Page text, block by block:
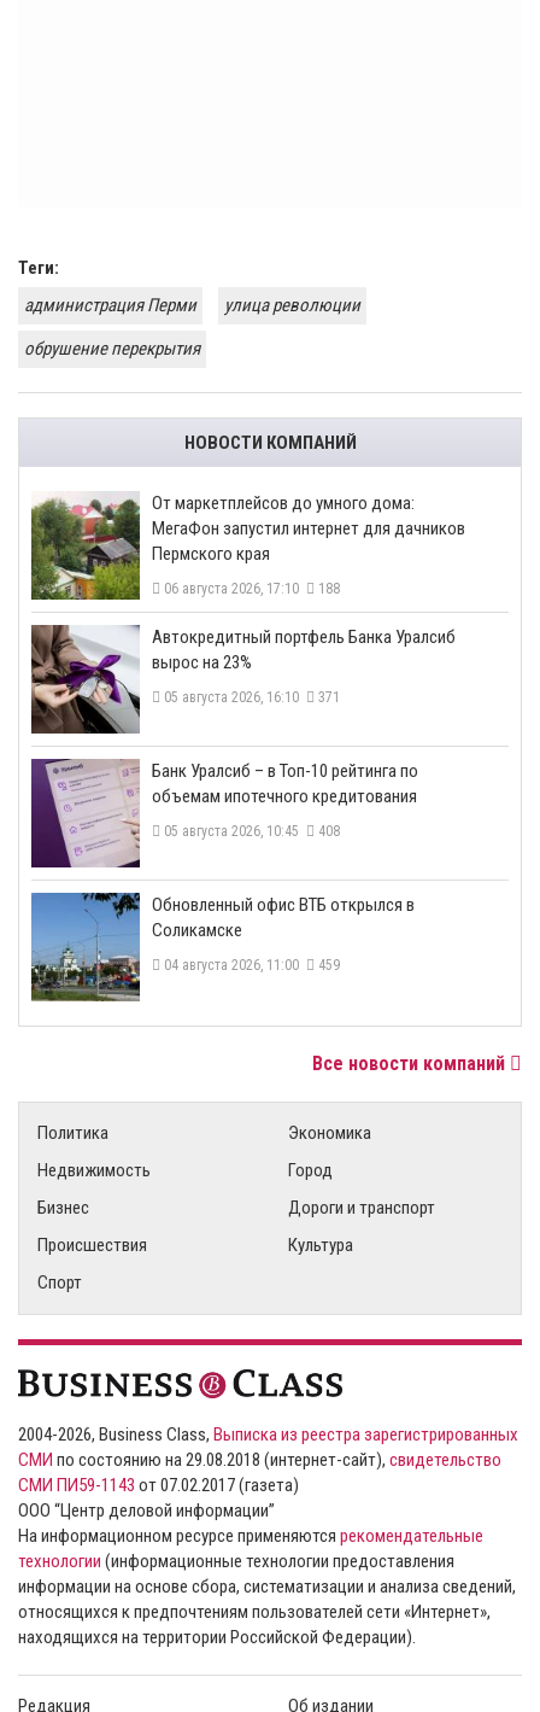
Теги:
администрация Перми
улица революции
обрушение перекрытия
НОВОСТИ КОМПАНИЙ
От маркетплейсов до умного дома:
МегаФон запустил интернет для дачников
Пермского края
06 августа 2026, 17:10 188
​Автокредитный портфель Банка Уралсиб
вырос на 23%
05 августа 2026, 16:10 371
​Банк Уралсиб – в Топ-10 рейтинга по
объемам ипотечного кредитования
05 августа 2026, 10:45 408
​Обновленный офис ВТБ открылся в
Соликамске
04 августа 2026, 11:00 459
Все новости компаний
Политика
Экономика
Недвижимость
Город
Бизнес
Дороги и транспорт
Происшествия
Культура
Спорт
2004-2026, Business Class, Выписка из реестра зарегистрированных
СМИ по состоянию на 29.08.2018 (интернет-сайт), свидетельство
СМИ ПИ59-1143 от 07.02.2017 (газета)
ООО “Центр деловой информации”
На информационном ресурсе применяются рекомендательные
технологии (информационные технологии предоставления
информации на основе сбора, систематизации и анализа сведений,
относящихся к предпочтениям пользователей сети «Интернет»,
находящихся на территории Российской Федерации).
Редакция Об издании